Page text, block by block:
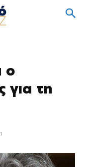
ο
για τη